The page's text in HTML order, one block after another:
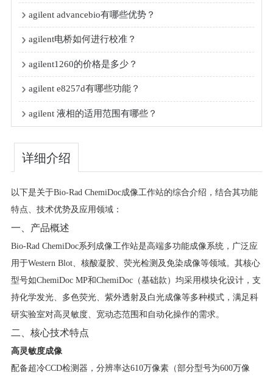
agilent advancebio有哪些优势？
agilent电桥如何进行校准？
agilent1260的价格是多少？
agilent e8257d有哪些功能？
agilent 液相的适用范围有哪些？
详细介绍
以下是关于Bio-Rad ChemiDoc成像工作站的综合介绍，结合其功能
特点、技术优势及应用领域：
一、产品概述
Bio-Rad ChemiDoc系列成像工作站是高端多功能成像系统，广泛应
用于Western Blot、核酸凝胶、荧光检测及免染成像等领域。其核心
型号如ChemiDoc MP和ChemiDoc（基础款）均采用模块化设计，支
持化学发光、多色荧光、紫外透射及白光成像等多种模式，满足科
研实验室对高灵敏度、宽动态范围和自动化操作的需求。
二、核心技术特点
高灵敏度成像
配备超冷CCD检测器，分辨率达610万像素（部分型号为600万像